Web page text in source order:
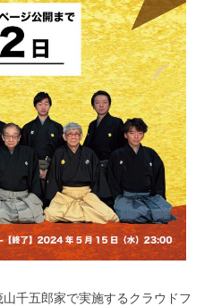
千五郎家で実施するクラウドフ